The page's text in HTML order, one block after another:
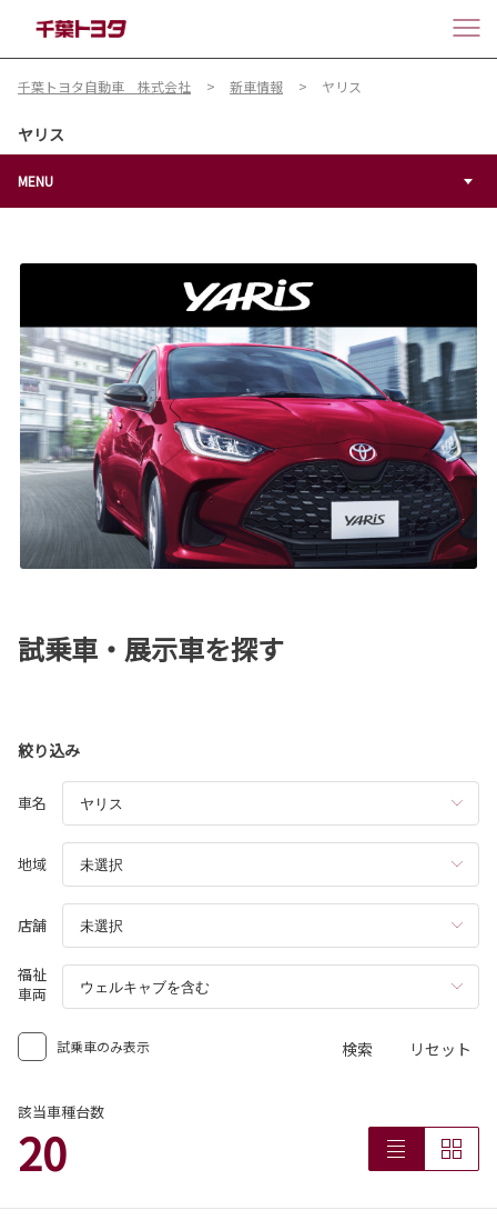
千葉トヨタ自動車 株式会社 新車情報 ヤリス
ヤリス
MENU
試乗車・展示車を探す
絞り込み
車名
地域
店舗
福祉
車両
試乗車のみ表示 検索 リセット
該当車種台数
20